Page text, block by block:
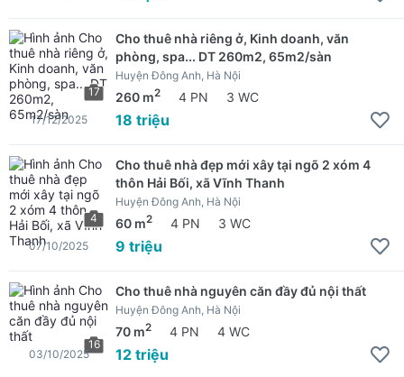
17
Cho thuê nhà riêng ở, Kinh doanh, văn
phòng, spa... DT 260m2, 65m2/sàn
Huyện Đông Anh, Hà Nội
260 m2 4 PN 3 WC
18 triệu
17/12/2025
4
Cho thuê nhà đẹp mới xây tại ngõ 2 xóm 4
thôn Hải Bối, xã Vĩnh Thanh
Huyện Đông Anh, Hà Nội
60 m2 4 PN 3 WC
9 triệu
07/10/2025
16
Cho thuê nhà nguyên căn đầy đủ nội thất
Huyện Đông Anh, Hà Nội
70 m2 4 PN 4 WC
12 triệu
03/10/2025